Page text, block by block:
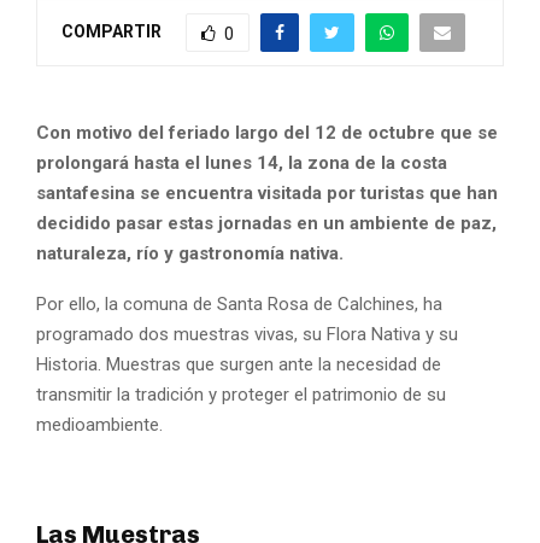
COMPARTIR 0
Con motivo del feriado largo del 12 de octubre que se
prolongará hasta el lunes 14, la zona de la costa
santafesina se encuentra visitada por turistas que han
decidido pasar estas jornadas en un ambiente de paz,
naturaleza, río y gastronomía nativa.
Por ello, la comuna de Santa Rosa de Calchines, ha
programado dos muestras vivas, su Flora Nativa y su
Historia. Muestras que surgen ante la necesidad de
transmitir la tradición y proteger el patrimonio de su
medioambiente.
Las Muestras